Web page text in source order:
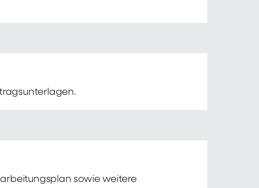
sowie weitere